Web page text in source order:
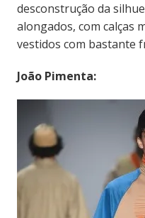
desconstrução da
alongados, com calças
vestidos com bastante
João Pimenta: